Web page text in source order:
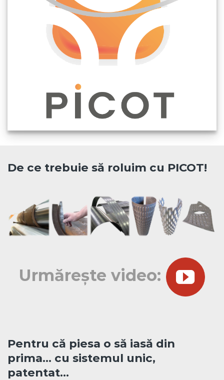
De ce trebuie să roluim cu PICOT!
Urmărește video:
Pentru că piesa o să iasă din
prima… cu sistemul unic,
patentat…